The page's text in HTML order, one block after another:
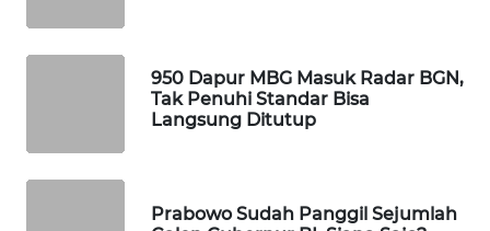
950 Dapur MBG Masuk Radar BGN,
Tak Penuhi Standar Bisa
Langsung Ditutup
Prabowo Sudah Panggil Sejumlah
UMKM